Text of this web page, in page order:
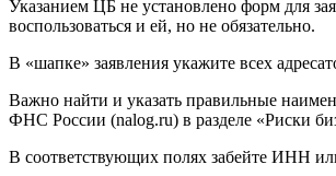
Указанием ЦБ не установлено форм для
воспользоваться и ей, но не обязательно.
В «шапке» заявления укажите всех
Важно найти и указать правильные
ФНС России (nalog.ru) в разделе «Риски
В соответствующих полях забейте ИНН